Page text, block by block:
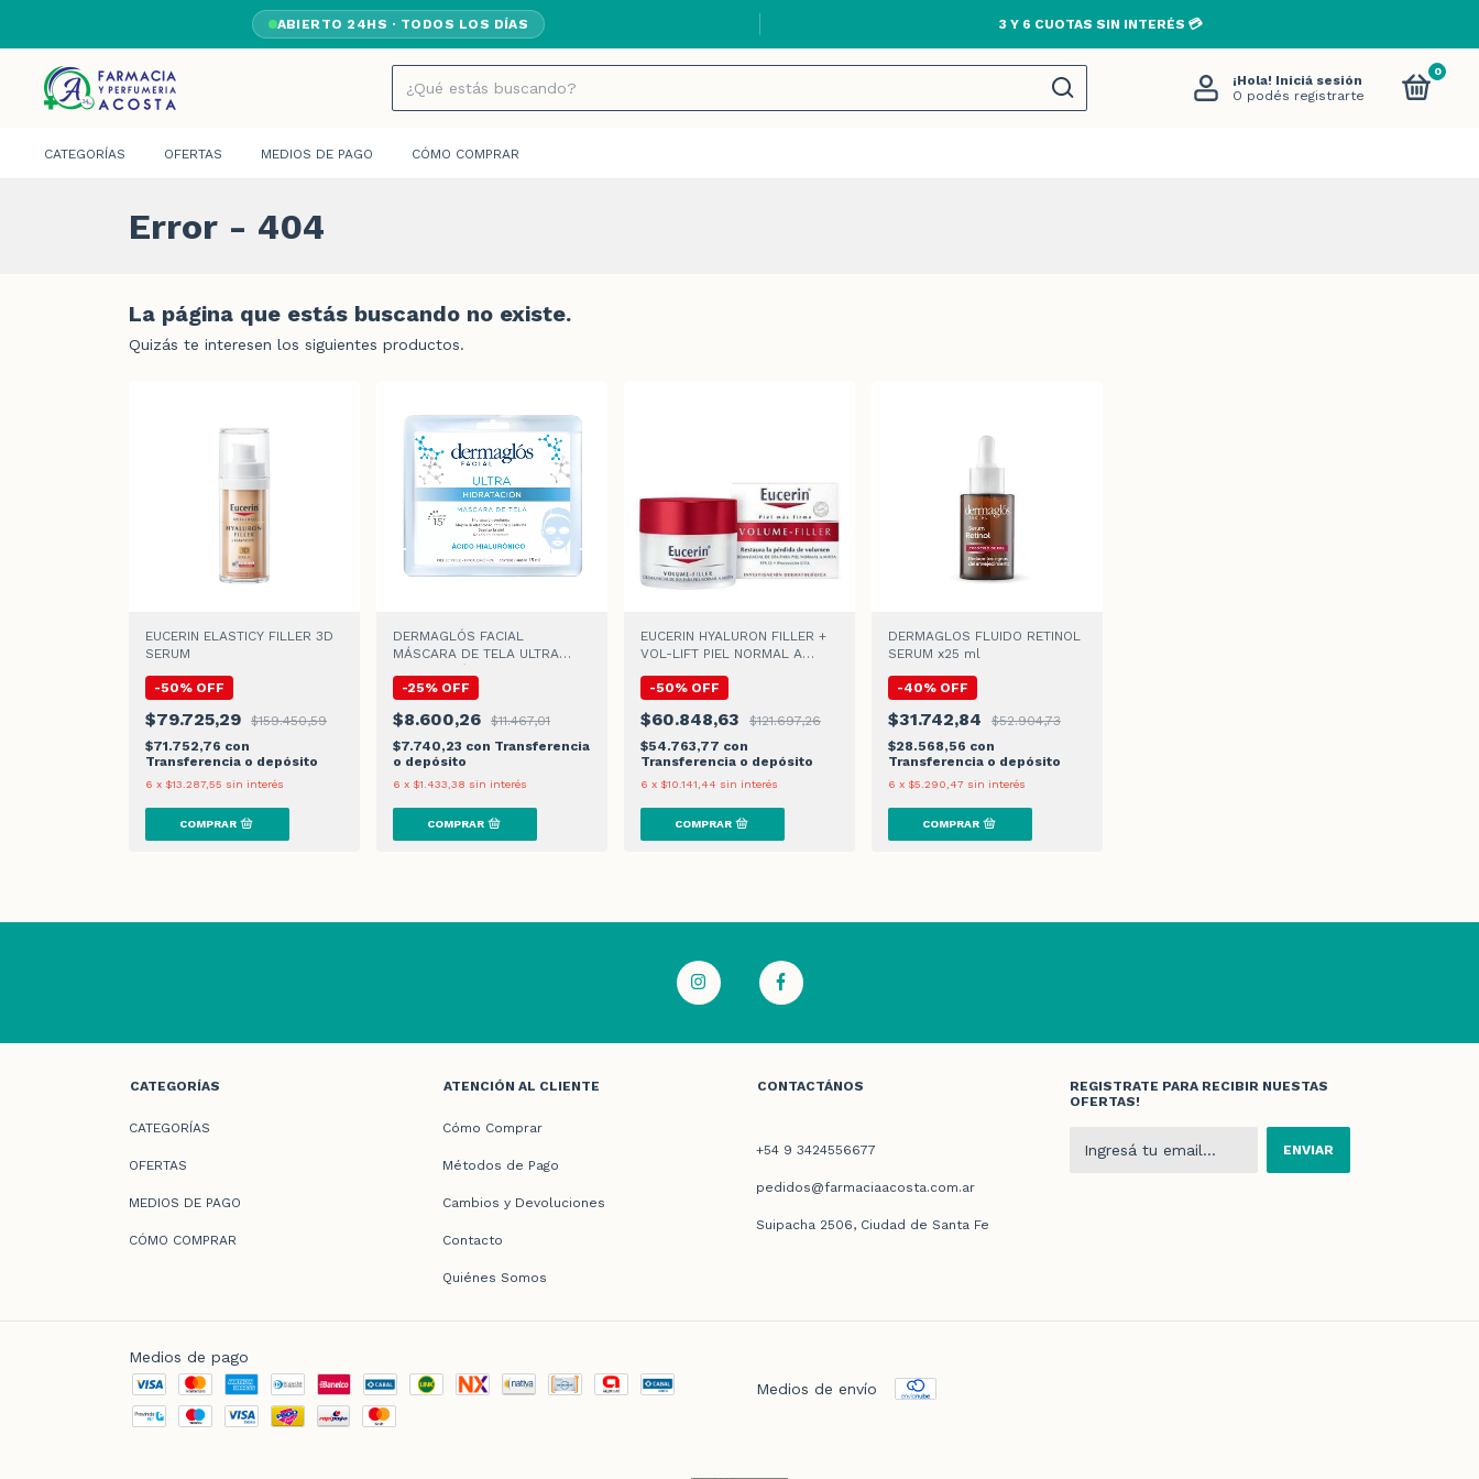
ABIERTO 24HS · TODOS LOS DÍAS 3 Y 6 CUOTAS SIN INTERÉS 💳
¡Hola! Iniciá sesión
O podés registrarte
0
CATEGORÍAS OFERTAS MEDIOS DE PAGO CÓMO COMPRAR
Error - 404
La página que estás buscando no existe.
Quizás te interesen los siguientes productos.
EUCERIN ELASTICY FILLER 3D
SERUM
-50% OFF
$79.725,29
$159.450,59
$71.752,76 con
Transferencia o depósito
6 x $13.287,55 sin interés
DERMAGLÓS FACIAL
MÁSCARA DE TELA ULTRA
-25% OFF
$8.600,26
$11.467,01
$7.740,23 con Transferencia
o depósito
6 x $1.433,38 sin interés
EUCERIN HYALURON FILLER +
VOL-LIFT PIEL NORMAL A
-50% OFF
$60.848,63
$121.697,26
$54.763,77 con
Transferencia o depósito
6 x $10.141,44 sin interés
DERMAGLOS FLUIDO RETINOL
SERUM x25 ml
-40% OFF
$31.742,84
$52.904,73
$28.568,56 con
Transferencia o depósito
6 x $5.290,47 sin interés
CATEGORÍAS
CATEGORÍAS
OFERTAS
MEDIOS DE PAGO
CÓMO COMPRAR
ATENCIÓN AL CLIENTE
Cómo Comprar
Métodos de Pago
Cambios y Devoluciones
Contacto
Quiénes Somos
CONTACTÁNOS
+54 9 3424556677
pedidos@farmaciaacosta.com.ar
Suipacha 2506, Ciudad de Santa Fe
REGISTRATE PARA RECIBIR NUESTAS
OFERTAS!
Medios de pago
Medios de envío